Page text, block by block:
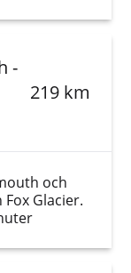
-
219 km
och
Glacier.